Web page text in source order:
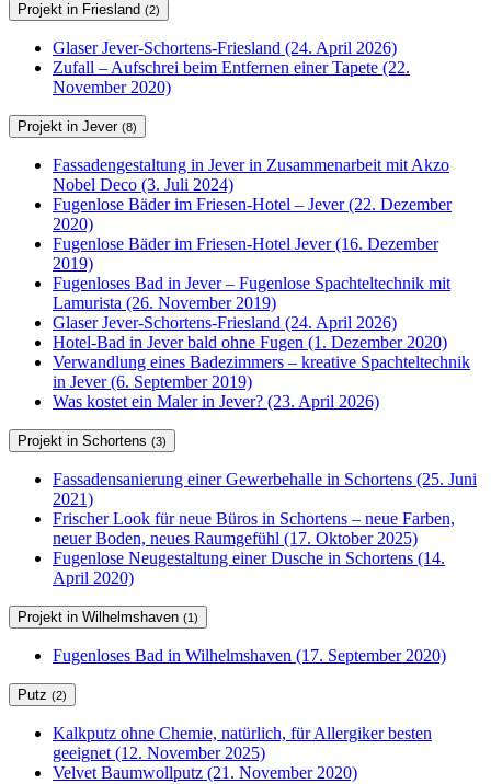
Projekt in Friesland (2)
Glaser Jever-Schortens-Friesland (24. April 2026)
Zufall – Aufschrei beim Entfernen einer Tapete (22.
November 2020)
Projekt in Jever (8)
Fassadengestaltung in Jever in Zusammenarbeit mit Akzo
Nobel Deco (3. Juli 2024)
Fugenlose Bäder im Friesen-Hotel – Jever (22. Dezember
2020)
Fugenlose Bäder im Friesen-Hotel Jever (16. Dezember
2019)
Fugenloses Bad in Jever – Fugenlose Spachteltechnik mit
Lamurista (26. November 2019)
Glaser Jever-Schortens-Friesland (24. April 2026)
Hotel-Bad in Jever bald ohne Fugen (1. Dezember 2020)
Verwandlung eines Badezimmers – kreative Spachteltechnik
in Jever (6. September 2019)
Was kostet ein Maler in Jever? (23. April 2026)
Projekt in Schortens (3)
Fassadensanierung einer Gewerbehalle in Schortens (25. Juni
2021)
Frischer Look für neue Büros in Schortens – neue Farben,
neuer Boden, neues Raumgefühl (17. Oktober 2025)
Fugenlose Neugestaltung einer Dusche in Schortens (14.
April 2020)
Projekt in Wilhelmshaven (1)
Fugenloses Bad in Wilhelmshaven (17. September 2020)
Putz (2)
Kalkputz ohne Chemie, natürlich, für Allergiker besten
geeignet (12. November 2025)
Velvet Baumwollputz (21. November 2020)